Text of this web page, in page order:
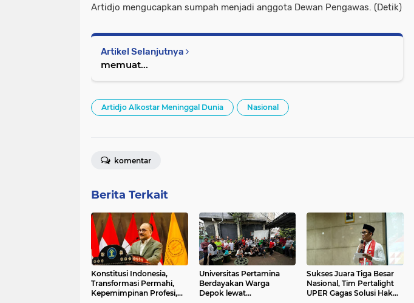
Artidjo mengucapkan sumpah menjadi anggota Dewan Pengawas. (Detik)
Artikel Selanjutnya
memuat...
Artidjo Alkostar Meninggal Dunia Nasional
komentar
Berita Terkait
Konstitusi Indonesia,
Transformasi Permahi,
Kepemimpinan Profesi,
Universitas Pertamina
Berdayakan Warga
Depok lewat
Sukses Juara Tiga Besar
Nasional, Tim Pertalight
UPER Gagas Solusi Hak